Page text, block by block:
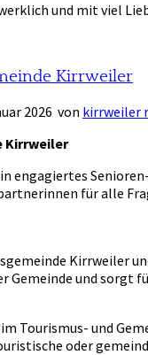
und mit viel
Kirrweiler
2026 von kirrweiler
Kirrweiler
engagiertes
für alle
Kirrweiler
und sorgt
Tourismus- und
oder